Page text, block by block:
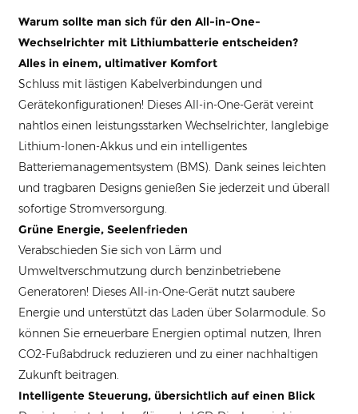
Warum sollte man sich für den All-in-One-
Wechselrichter mit Lithiumbatterie entscheiden?
Alles in einem, ultimativer Komfort
Schluss mit lästigen Kabelverbindungen und
Gerätekonfigurationen! Dieses All-in-One-Gerät vereint
nahtlos einen leistungsstarken Wechselrichter, langlebige
Lithium-Ionen-Akkus und ein intelligentes
Batteriemanagementsystem (BMS). Dank seines leichten
und tragbaren Designs genießen Sie jederzeit und überall
sofortige Stromversorgung.
Grüne Energie, Seelenfrieden
Verabschieden Sie sich von Lärm und
Umweltverschmutzung durch benzinbetriebene
Generatoren! Dieses All-in-One-Gerät nutzt saubere
Energie und unterstützt das Laden über Solarmodule. So
können Sie erneuerbare Energien optimal nutzen, Ihren
CO2-Fußabdruck reduzieren und zu einer nachhaltigen
Zukunft beitragen.
Intelligente Steuerung, übersichtlich auf einen Blick